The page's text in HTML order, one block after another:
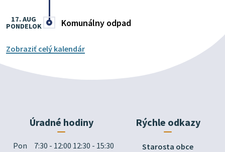
Komunálny odpad
17. AUG
PONDELOK
Zobraziť celý kalendár
Úradné hodiny
Pon
7:30 - 12:00 12:30 - 15:30
Rýchle odkazy
Starosta obce